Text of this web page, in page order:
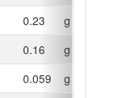
0.23
g
0.16
g
0.059
g